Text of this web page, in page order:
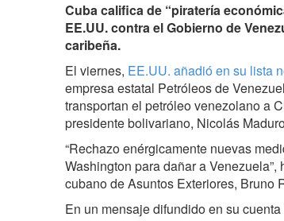
Cuba califica de “piratería
EE.UU. contra el Gobierno de
caribeña.
El viernes, EE.UU. añadió en su lista
empresa estatal Petróleos de
transportan el petróleo venezolano a
presidente bolivariano, Nicolás
“Rechazo enérgicamente nuevas
Washington para dañar a
cubano de Asuntos Exteriores, Bruno
En un mensaje difundido en su